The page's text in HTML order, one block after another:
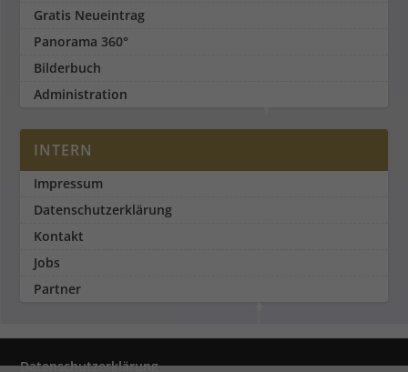
Gratis Neueintrag
Panorama 360°
Bilderbuch
Administration
INTERN
Impressum
Datenschutzerklärung
Kontakt
Jobs
Partner
Datenschutzerklärung